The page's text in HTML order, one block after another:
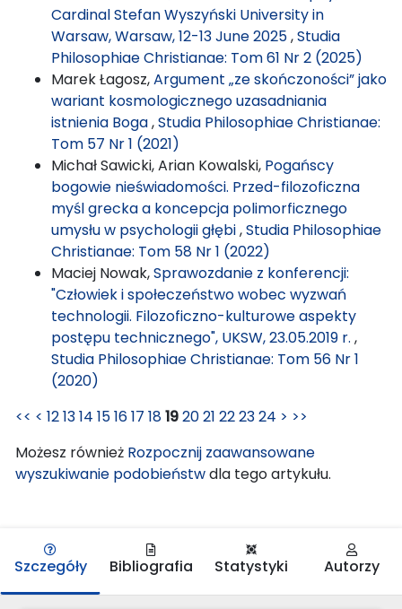
Cardinal Stefan Wyszyński University in
Warsaw, Warsaw, 12-13 June 2025,Studia
Philosophiae Christianae: Tom 61 Nr 2 (2025)
Marek Łagosz,Argument „ze skończoności” jako
wariant kosmologicznego uzasadniania
istnienia Boga,Studia Philosophiae Christianae:
Tom 57 Nr 1 (2021)
Michał Sawicki, Arian Kowalski, Pogańscy
bogowie nieświadomości. Przed-filozoficzna
myśl grecka a koncepcja polimorficznego
umysłu w psychologii głębi,Studia Philosophiae
Christianae: Tom 58 Nr 1 (2022)
Maciej Nowak,Sprawozdanie z konferencji:
"Człowiek i społeczeństwo wobec wyzwań
technologii. Filozoficzno-kulturowe aspekty
postępu technicznego", UKSW, 23.05.2019 r. ,
Studia Philosophiae Christianae: Tom 56 Nr 1
(2020)
<< < 121314 151617 18192021 222324 > >>
Możesz również Rozpocznij zaawansowane
wyszukiwanie podobieństwdla tego artykułu.
Szczegóły Bibliografia Statystyki Autorzy